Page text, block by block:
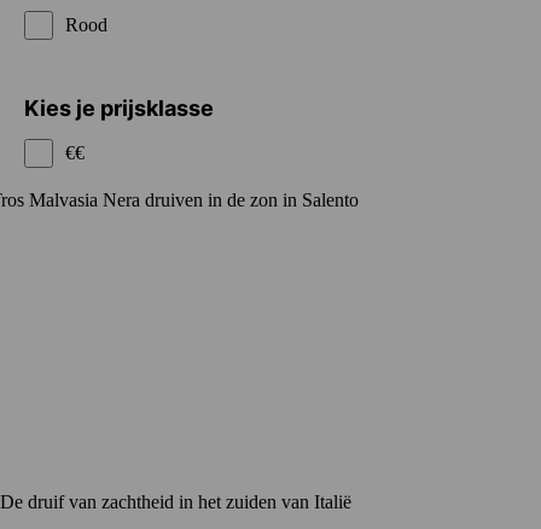
Rood
Kies je prijsklasse
€€
De druif van zachtheid in het zuiden van Italië